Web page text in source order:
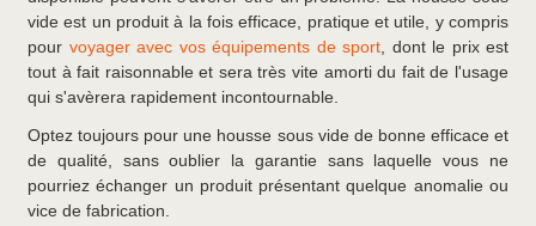
vide est un produit à la fois efficace, pratique et utile, y compris
pour voyager avec vos équipements de sport, dont le prix est
tout à fait raisonnable et sera très vite amorti du fait de l'usage
qui s'avèrera rapidement incontournable.
Optez toujours pour une housse sous vide de bonne efficace et
de qualité, sans oublier la garantie sans laquelle vous ne
pourriez échanger un produit présentant quelque anomalie ou
vice de fabrication.